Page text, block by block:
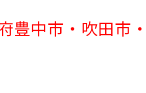
豊中市・吹田市